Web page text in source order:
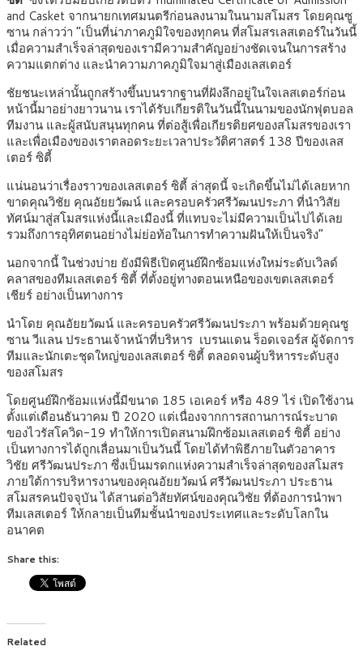
and Casket จากนายกเทศมนตรีก่อนลงนามในนามสโมสร โดยคุณซู
ซาน กล่าวว่า “เป็นที่น่าภาคภูมิใจของทุกคน ที่สโมสรเลสเตอร์ในวันนี้
เมื่อความสำเร็จล่าสุดของเรามีความสำคัญอย่างชัดเจนในการสร้าง
ความแตกต่าง และนำความภาคภูมิใจมาสู่เมืองเลสเตอร์
ชัยชนะเหล่านั้นถูกสร้างขึ้นบนรากฐานที่ฝังลึกอยู่ในใจเลสเตอร์ก่อน
หน้านี้มาอย่างยาวนาน เราได้รับเกียรติในวันนี้ในนามของนักฟุตบอล
ทีมงาน และผู้สนับสนุนทุกคน ที่ต่อสู้เพื่อเกียรติยศของสโมสรของเรา
และเพื่อเมืองของเราตลอดระยะเวลาประวัติศาสตร์ 138 ปีของเลส
เตอร์ ซิตี้
แน่นอนว่าเรื่องราวของเลสเตอร์ ซิตี้ ล่าสุดนี้ จะเกิดขึ้นไม่ได้เลยหาก
ขาดคุณวิชัย คุณอัยยวัฒน์ และครอบครัวศรีวัฒนประภา ที่นำวิสัย
ทัศน์มาสู่สโมสรแห่งนี้และเมืองนี้ ที่แทบจะไม่มีความเป็นไปได้เลย
รวมถึงการอุทิศตนอย่างไม่ย่อท้อในการทำความฝันให้เป็นจริง”
นอกจากนี้ ในช่วงบ่าย ยังมีพิธีเปิดศูนย์ฝึกซ้อมแห่งใหม่ระดับเวิลด์
คลาสของทีมเลสเตอร์ ซิตี้ ที่ตั้งอยู่ทางตอนเหนือของเขตเลสเตอร์
เชียร์ อย่างเป็นทางการ
นำโดย คุณอัยยวัฒน์ และครอบครัวศรีวัฒนประภา พร้อมด้วยคุณซู
ซาน วีแลน ประธานเจ้าหน้าที่บริหาร เบรนแดน ร็อดเจอร์ส ผู้จัดการ
ทีมและนักเตะชุดใหญ่ของเลสเตอร์ ซิตี้ ตลอดจนผู้บริหารระดับสูง
ของสโมสร
โดยศูนย์ฝึกซ้อมแห่งนี้มีขนาด 185 เอเคอร์ หรือ 489 ไร่ เปิดใช้งาน
ตั้งแต่เดือนธันวาคม ปี 2020 แต่เนื่องจากการสถานการณ์ระบาด
ของไวรัสโควิด-19 ทำให้การเปิดสนามฝึกซ้อมเลสเตอร์ ซิตี้ อย่าง
เป็นทางการได้ถูกเลื่อนมาเป็นวันนี้ โดยได้ทำพิธีภายในตัวอาคาร
วิชัย ศรีวัฒนประภา ซึ่งเป็นมรดกแห่งความสำเร็จล่าสุดของสโมสร
ภายใต้การบริหารงานของคุณอัยยวัฒน์ ศรีวัฒนประภา ประธาน
สโมสรคนปัจจุบัน ได้สานต่อวิสัยทัศน์ของคุณวิชัย ที่ต้องการนำพา
ทีมเลสเตอร์ ให้กลายเป็นทีมชั้นนำของประเทศและระดับโลกใน
อนาคต
Share this:
Related